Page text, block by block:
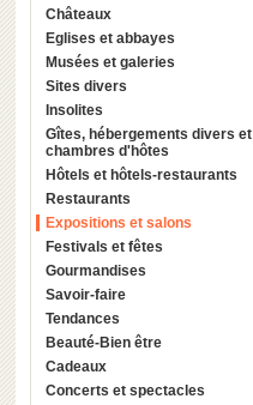
Châteaux
Eglises et abbayes
Musées et galeries
Sites divers
Insolites
Gîtes, hébergements divers et
chambres d'hôtes
Hôtels et hôtels-restaurants
Restaurants
Expositions et salons
Festivals et fêtes
Gourmandises
Savoir-faire
Tendances
Beauté-Bien être
Cadeaux
Concerts et spectacles